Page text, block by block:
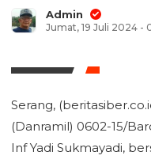
Admin
Jumat, 19 Juli 2024 -
Serang,
(Danramil) 0602-15/
Inf Yadi Sukmayadi,